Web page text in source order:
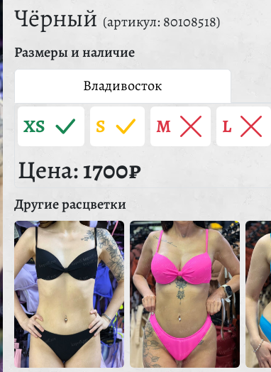
Чёрный (артикул: 80108518)
Размеры и наличие
Владивосток
XS S M L
Цена:1700₽
Другие расцветки